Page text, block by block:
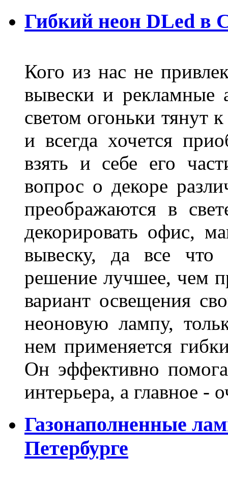
Гибкий неон DLed в
Кого из нас не
вывески и рекламные
светом огоньки тянут
и всегда хочется
взять и себе его
вопрос о декоре
преображаются в
декорировать офис,
вывеску, да все
решение лучшее, чем
вариант освещения
неоновую лампу,
нем применяется
Он эффективно
интерьера, а главное
Газонаполненные
Петербурге